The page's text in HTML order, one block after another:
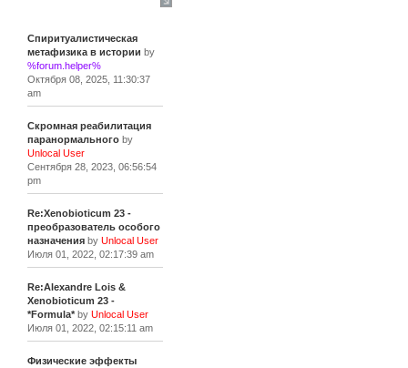
Спиритуалистическая
метафизика в истории by
%forum.helper%
Октября 08, 2025, 11:30:37
am
Скромная реабилитация
паранормальногоby
Unlocal User
Сентября 28, 2023, 06:56:54
pm
Re:Xenobioticum 23 -
преобразователь особого
назначенияby Unlocal User
Июля 01, 2022, 02:17:39 am
Re:Alexandre Lois &
Xenobioticum 23 -
*Formula*by Unlocal User
Июля 01, 2022, 02:15:11 am
Физические эффекты